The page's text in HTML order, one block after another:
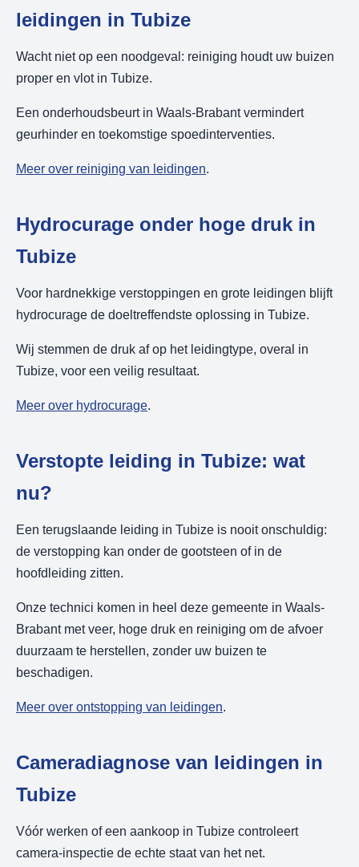
leidingen in Tubize
Wacht niet op een noodgeval: reiniging houdt uw buizen
proper en vlot in Tubize.
Een onderhoudsbeurt in Waals-Brabant vermindert
geurhinder en toekomstige spoedinterventies.
Meer over reiniging van leidingen.
Hydrocurage onder hoge druk in
Tubize
Voor hardnekkige verstoppingen en grote leidingen blijft
hydrocurage de doeltreffendste oplossing in Tubize.
Wij stemmen de druk af op het leidingtype, overal in
Tubize, voor een veilig resultaat.
Meer over hydrocurage.
Verstopte leiding in Tubize: wat
nu?
Een terugslaande leiding in Tubize is nooit onschuldig:
de verstopping kan onder de gootsteen of in de
hoofdleiding zitten.
Onze technici komen in heel deze gemeente in Waals-
Brabant met veer, hoge druk en reiniging om de afvoer
duurzaam te herstellen, zonder uw buizen te
beschadigen.
Meer over ontstopping van leidingen.
Cameradiagnose van leidingen in
Tubize
Vóór werken of een aankoop in Tubize controleert
camera-inspectie de echte staat van het net.